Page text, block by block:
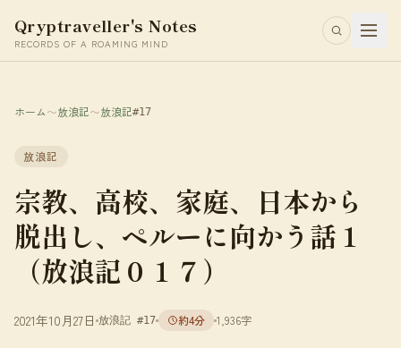
Qryptraveller's Notes
RECORDS OF A ROAMING MIND
ホーム〜放浪記〜放浪記#17
放浪記
宗教、高校、家庭、日本から
脱出し、ペルーに向かう話１
（放浪記０１７）
2021年10月27日 放浪記 #17 約4分 1,936字